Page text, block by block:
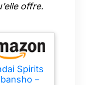
offre.
Spirits
–